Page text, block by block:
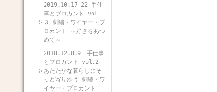
2019.10.17-22 手仕
事とブロカント vol.
３ 刺繍・ワイヤー・ブ
ロカント ～好きをあつ
めて～
2018.12.8.9 手仕事
とブロカント vol.2
あたたかな暮らしにそ
っと寄り添う 刺繍・ワ
イヤー・ブロカント